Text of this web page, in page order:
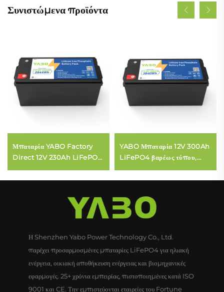
Συνιστώμενα προϊόντα
Μπαταρία YABO Factory
Direct 12V 230Ah LiFePO4
Λιθίου-Φωσφορικού Σιδήρου
Βιομηχανικό Εξοπλισμό
YABO Μπαταρία 12V 300Ah
LiFePO4 βαρέως τύπου,
λιθίου σιδήρου φωσφορικού
και χρήση σε κινητό γραφείο
Η Shenzhen Yabo Power Technology Co., Ltd.
παρέχει προσαρμοσμένες μπαταρίες LiFePO4 για ηλιακή
ενέργεια, οικιακή αποθήκευση ενέργειας και βιομηχανικές
εφαρμογές. 25+ χρόνια εμπειρίας, πιστοποιημένες κατά ISO
9001 και CE. Την εμπιστεύονται εταιρείες του Fortune